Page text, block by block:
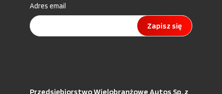
Adres email
Zapisz się
Przedsiębiorstwo Wielobranżowe Autos Sp. z